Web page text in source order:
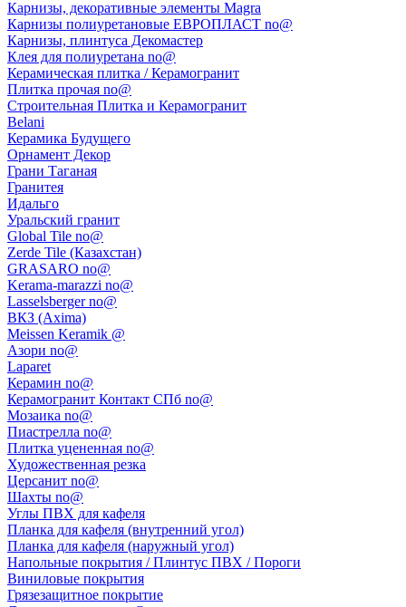
Карнизы, декоративные элементы Magra
Карнизы полиуретановые ЕВРОПЛАСТ no@
Карнизы, плинтуса Декомастер
Клея для полиуретана no@
Керамическая плитка / Керамогранит
Плитка прочая no@
Строительная Плитка и Керамогранит
Belani
Керамика Будущего
Орнамент Декор
Грани Таганая
Гранитея
Идальго
Уральский гранит
Global Tile no@
Zerde Tile (Казахстан)
GRASARO no@
Kerama-marazzi no@
Lasselsberger no@
ВКЗ (Axima)
Meissen Keramik @
Азори no@
Laparet
Керамин no@
Керамогранит Контакт СПб no@
Мозаика no@
Пиастрелла no@
Плитка уцененная no@
Художественная резка
Церсанит no@
Шахты no@
Углы ПВХ для кафеля
Планка для кафеля (внутренний угол)
Планка для кафеля (наружный угол)
Напольные покрытия / Плинтус ПВХ / Пороги
Виниловые покрытия
Грязезащитное покрытие